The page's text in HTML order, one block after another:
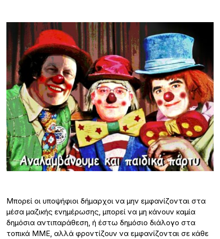
Μπορεί οι υποψήφιοι δήμαρχοι να μην εμφανίζονται στα
μέσα μαζικής ενημέρωσης, μπορεί να μη κάνουν καμία
δημόσια αντιπαράθεση, ή έστω δημόσιο διάλογο στα
τοπικά ΜΜΕ, αλλά φροντίζουν να εμφανίζονται σε κάθε